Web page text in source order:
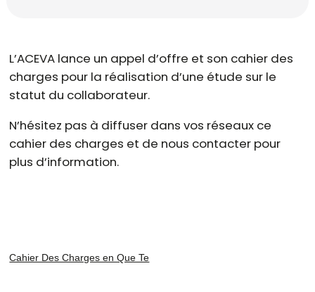
L’ACEVA lance un appel d’offre et son cahier des
charges pour la réalisation d’une étude sur le
statut du collaborateur.
N’hésitez pas à diffuser dans vos réseaux ce
cahier des charges et de nous contacter pour
plus d’information.
Cahier Des Charges en Que Te